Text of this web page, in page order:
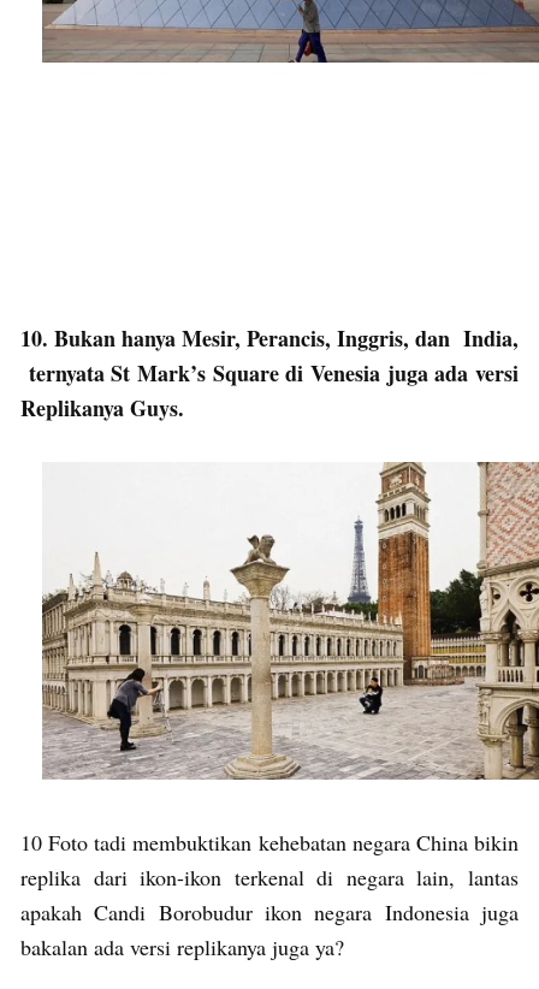
10. Bukan hanya Mesir, Perancis, Inggris, dan India,
ternyata St Mark’s Square di Venesia juga ada versi
Replikanya Guys.
10 Foto tadi membuktikan kehebatan negara China bikin
replika dari ikon-ikon terkenal di negara lain, lantas
apakah Candi Borobudur ikon negara Indonesia juga
bakalan ada versi replikanya juga ya?